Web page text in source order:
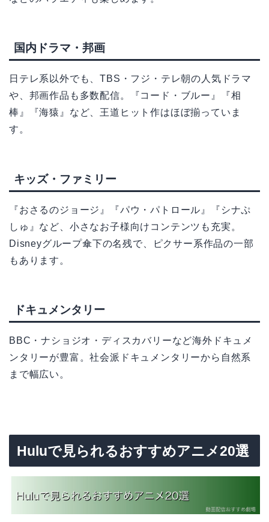
国内ドラマ・邦画
日テレ系以外でも、TBS・フジ・テレ朝の人気ドラマ
や、邦画作品も多数配信。『コード・ブルー』『相
棒』『海猿』など、王道ヒット作はほぼ揃っていま
す。
キッズ・ファミリー
『おさるのジョージ』『パウ・パトロール』『シナぷ
しゅ』など、小さなお子様向けコンテンツも充実。
Disneyグループ傘下の名残で、ピクサー系作品の一部
もあります。
ドキュメンタリー
BBC・ナショジオ・ディスカバリーなど海外ドキュメ
ンタリーが豊富。社会派ドキュメンタリーから自然系
まで幅広い。
Huluで見られるおすすめアニメ20選